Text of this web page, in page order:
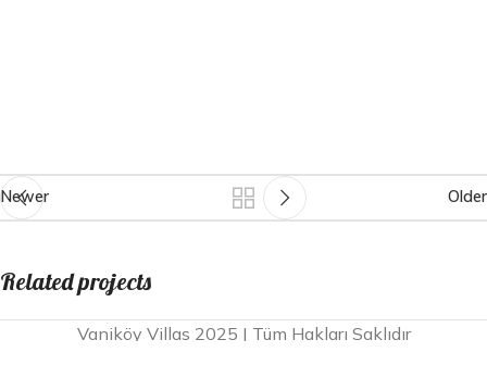
Newer Older
Related projects
Vaniköy Villas 2025 | Tüm Hakları Saklıdır